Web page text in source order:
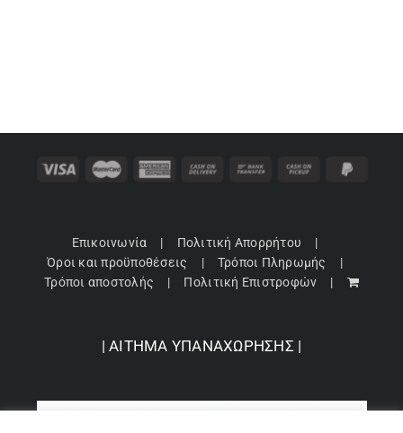
Επικοινωνία
Πολιτική Απορρήτου
Όροι και προϋποθέσεις
Τρόποι Πληρωμής
Τρόποι αποστολής
Πολιτική Επιστροφών
| ΑΙΤΗΜΑ ΥΠΑΝΑΧΩΡΗΣΗΣ |